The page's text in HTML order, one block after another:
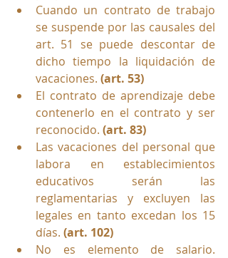
Cuando un contrato de trabajo
se suspende por las causales del
art. 51 se puede descontar de
dicho tiempo la liquidación de
vacaciones. (art. 53)
El contrato de aprendizaje debe
contenerlo en el contrato y ser
reconocido. (art. 83)
Las vacaciones del personal que
labora en establecimientos
educativos serán las
reglamentarias y excluyen las
legales en tanto excedan los 15
días. (art. 102)